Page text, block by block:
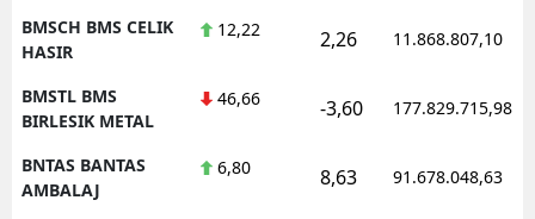
BMSCH BMS CELIK
HASIR
12,22 2,26 11.868.807,10
BMSTL BMS
BIRLESIK METAL
46,66 -3,60 177.829.715,98
BNTAS BANTAS
AMBALAJ
6,80 8,63 91.678.048,63